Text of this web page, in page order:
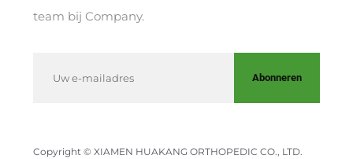
team bij Company.
Abonneren
Copyright © XIAMEN HUAKANG ORTHOPEDIC CO., LTD.